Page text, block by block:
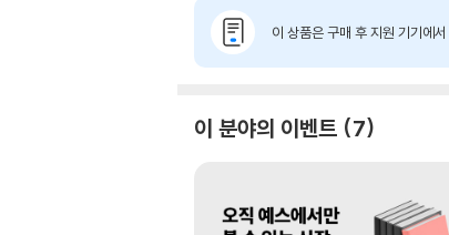
이 상품은 구매 후 지원 기기에서
이 분야의 이벤트 7